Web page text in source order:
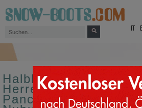
Halbhohe sportliche
Herrenschuhe mit
Panchic